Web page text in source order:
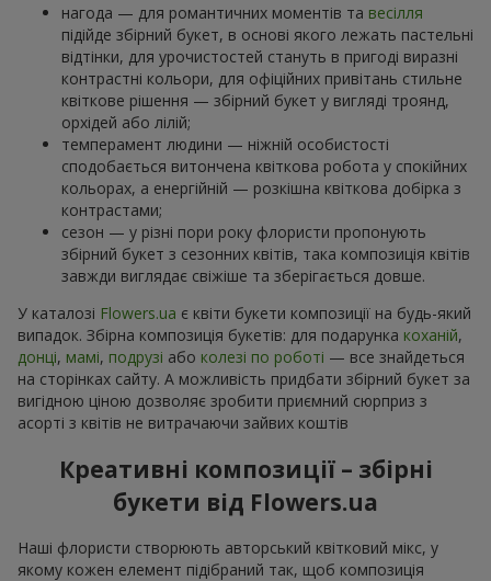
нагода — для романтичних моментів та весілля
підійде збірний букет, в основі якого лежать пастельні
відтінки, для урочистостей стануть в пригоді виразні
контрастні кольори, для офіційних привітань стильне
квіткове рішення — збірний букет у вигляді троянд,
орхідей або лілій;
темперамент людини — ніжній особистості
сподобається витончена квіткова робота у спокійних
кольорах, а енергійній — розкішна квіткова добірка з
контрастами;
сезон — у різні пори року флористи пропонують
збірний букет з сезонних квітів, така композиція квітів
завжди виглядає свіжіше та зберігається довше.
У каталозі Flowers.ua є квіти букети композиції на будь-який
випадок. Збірна композиція букетів: для подарунка коханій,
донці, мамі, подрузі або колезі по роботі — все знайдеться
на сторінках сайту. А можливість придбати збірний букет за
вигідною ціною дозволяє зробити приємний сюрприз з
асорті з квітів не витрачаючи зайвих коштів
Креативні композиції – збірні
букети від Flowers.ua
Наші флористи створюють авторський квітковий мікс, у
якому кожен елемент підібраний так, щоб композиція